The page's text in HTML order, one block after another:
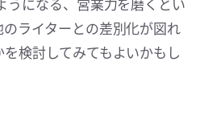
うになる、営業力を磨くとい
ライターとの差別化が図れ
検討してみてもよいかもし